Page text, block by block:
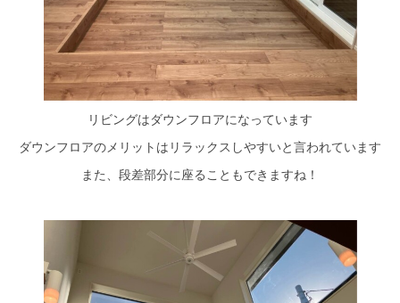
リビングはダウンフロアになっています
ダウンフロアのメリットはリラックスしやすいと言われています
また、段差部分に座ることもできますね！